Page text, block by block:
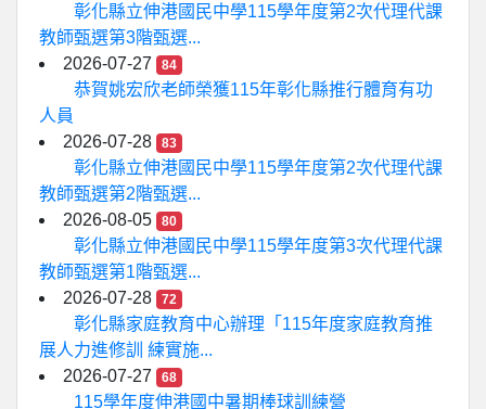
彰化縣立伸港國民中學115學年度第2次代理代課
教師甄選第3階甄選...
2026-07-27
84
恭賀姚宏欣老師榮獲115年彰化縣推行體育有功
人員
2026-07-28
83
彰化縣立伸港國民中學115學年度第2次代理代課
教師甄選第2階甄選...
2026-08-05
80
彰化縣立伸港國民中學115學年度第3次代理代課
教師甄選第1階甄選...
2026-07-28
72
彰化縣家庭教育中心辦理「115年度家庭教育推
展人力進修訓 練實施...
2026-07-27
68
115學年度伸港國中暑期棒球訓練營